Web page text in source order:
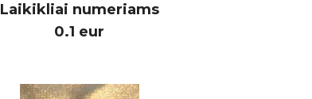
Laikikliai numeriams
0.1 eur